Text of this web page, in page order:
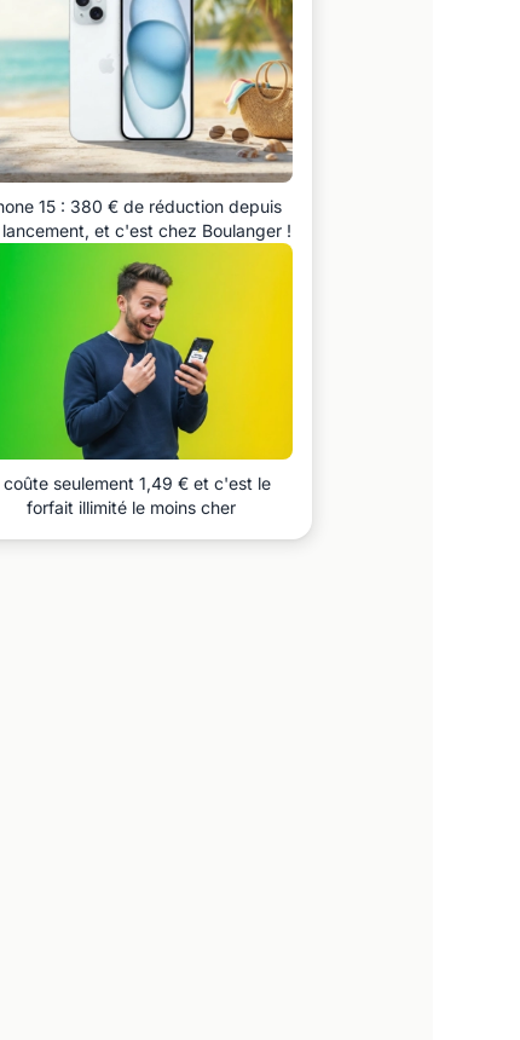
15 : 380 € de réduction depuis
lancement, et c'est chez Boulanger !
coûte seulement 1,49 € et c'est le
forfait illimité le moins cher